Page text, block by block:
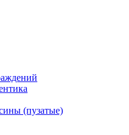
(пузатые)